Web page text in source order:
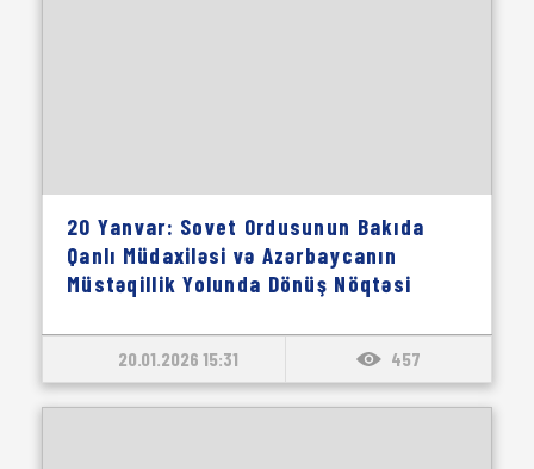
20 Yanvar: Sovet Ordusunun Bakıda
Qanlı Müdaxiləsi və Azərbaycanın
Müstəqillik Yolunda Dönüş Nöqtəsi
20.01.2026 15:31 457